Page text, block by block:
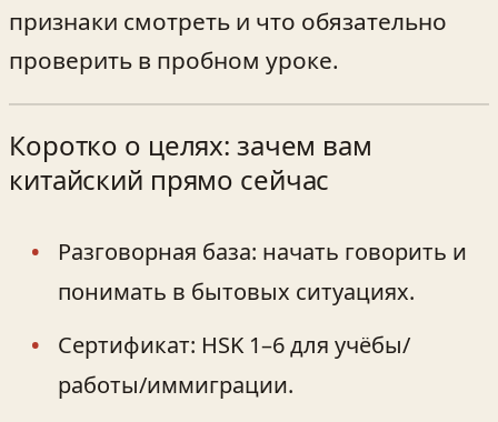
признаки смотреть и что обязательно
проверить в пробном уроке.
Коротко о целях: зачем вам
китайский прямо сейчас
Разговорная база: начать говорить и
понимать в бытовых ситуациях.
Сертификат: HSK 1–6 для учёбы/
работы/иммиграции.